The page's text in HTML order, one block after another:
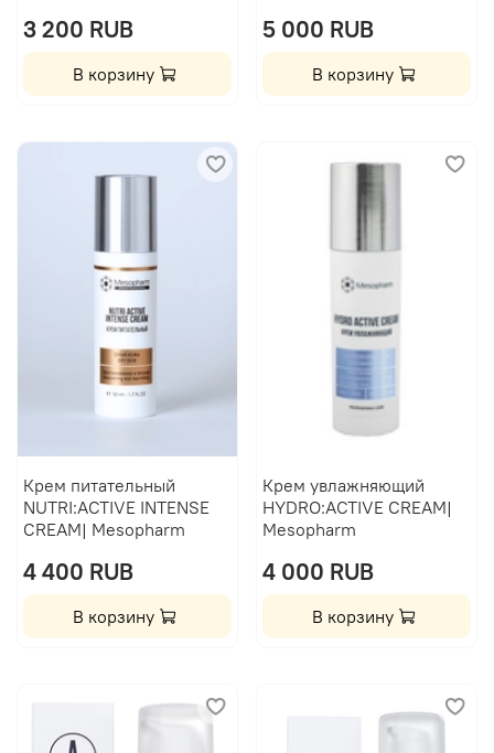
3 200 RUB
В корзину
5 000 RUB
В корзину
Крем питательный
NUTRI:ACTIVE INTENSE
CREAM| Mesopharm
4 400 RUB
В корзину
Крем увлажняющий
HYDRO:ACTIVE CREAM|
Mesopharm
4 000 RUB
В корзину